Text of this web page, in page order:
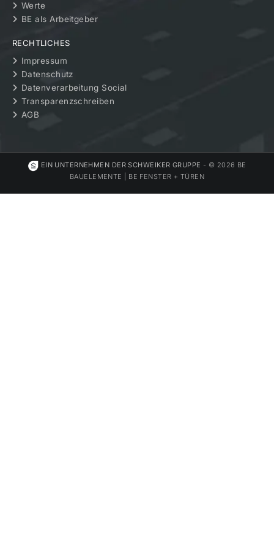
Werte
BE als Arbeitgeber
RECHTLICHES
Impressum
Datenschutz
Datenverarbeitung Social
Transparenzschreiben
AGB
EIN UNTERNEHMEN DER SCHWEIKER GRUPPE - © 2026 BE
BAUELEMENTE | BE FENSTER + TÜREN